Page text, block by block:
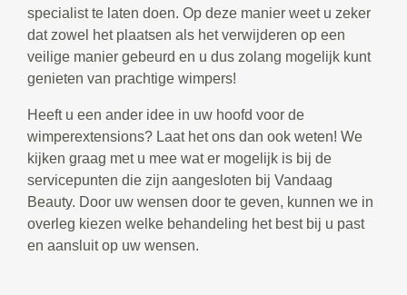
specialist te laten doen. Op deze manier weet u zeker
dat zowel het plaatsen als het verwijderen op een
veilige manier gebeurd en u dus zolang mogelijk kunt
genieten van prachtige wimpers!
Heeft u een ander idee in uw hoofd voor de
wimperextensions? Laat het ons dan ook weten! We
kijken graag met u mee wat er mogelijk is bij de
servicepunten die zijn aangesloten bij Vandaag
Beauty. Door uw wensen door te geven, kunnen we in
overleg kiezen welke behandeling het best bij u past
en aansluit op uw wensen.